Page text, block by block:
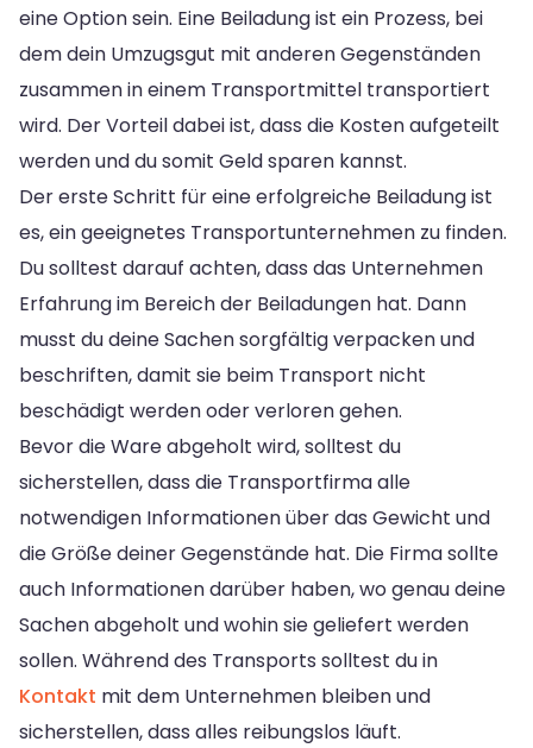
eine Option sein. Eine Beiladung ist ein Prozess, bei
dem dein Umzugsgut mit anderen Gegenständen
zusammen in einem Transportmittel transportiert
wird. Der Vorteil dabei ist, dass die Kosten aufgeteilt
werden und du somit Geld sparen kannst.
Der erste Schritt für eine erfolgreiche Beiladung ist
es, ein geeignetes Transportunternehmen zu finden.
Du solltest darauf achten, dass das Unternehmen
Erfahrung im Bereich der Beiladungen hat. Dann
musst du deine Sachen sorgfältig verpacken und
beschriften, damit sie beim Transport nicht
beschädigt werden oder verloren gehen.
Bevor die Ware abgeholt wird, solltest du
sicherstellen, dass die Transportfirma alle
notwendigen Informationen über das Gewicht und
die Größe deiner Gegenstände hat. Die Firma sollte
auch Informationen darüber haben, wo genau deine
Sachen abgeholt und wohin sie geliefert werden
sollen. Während des Transports solltest du in
Kontakt mit dem Unternehmen bleiben und
sicherstellen, dass alles reibungslos läuft.